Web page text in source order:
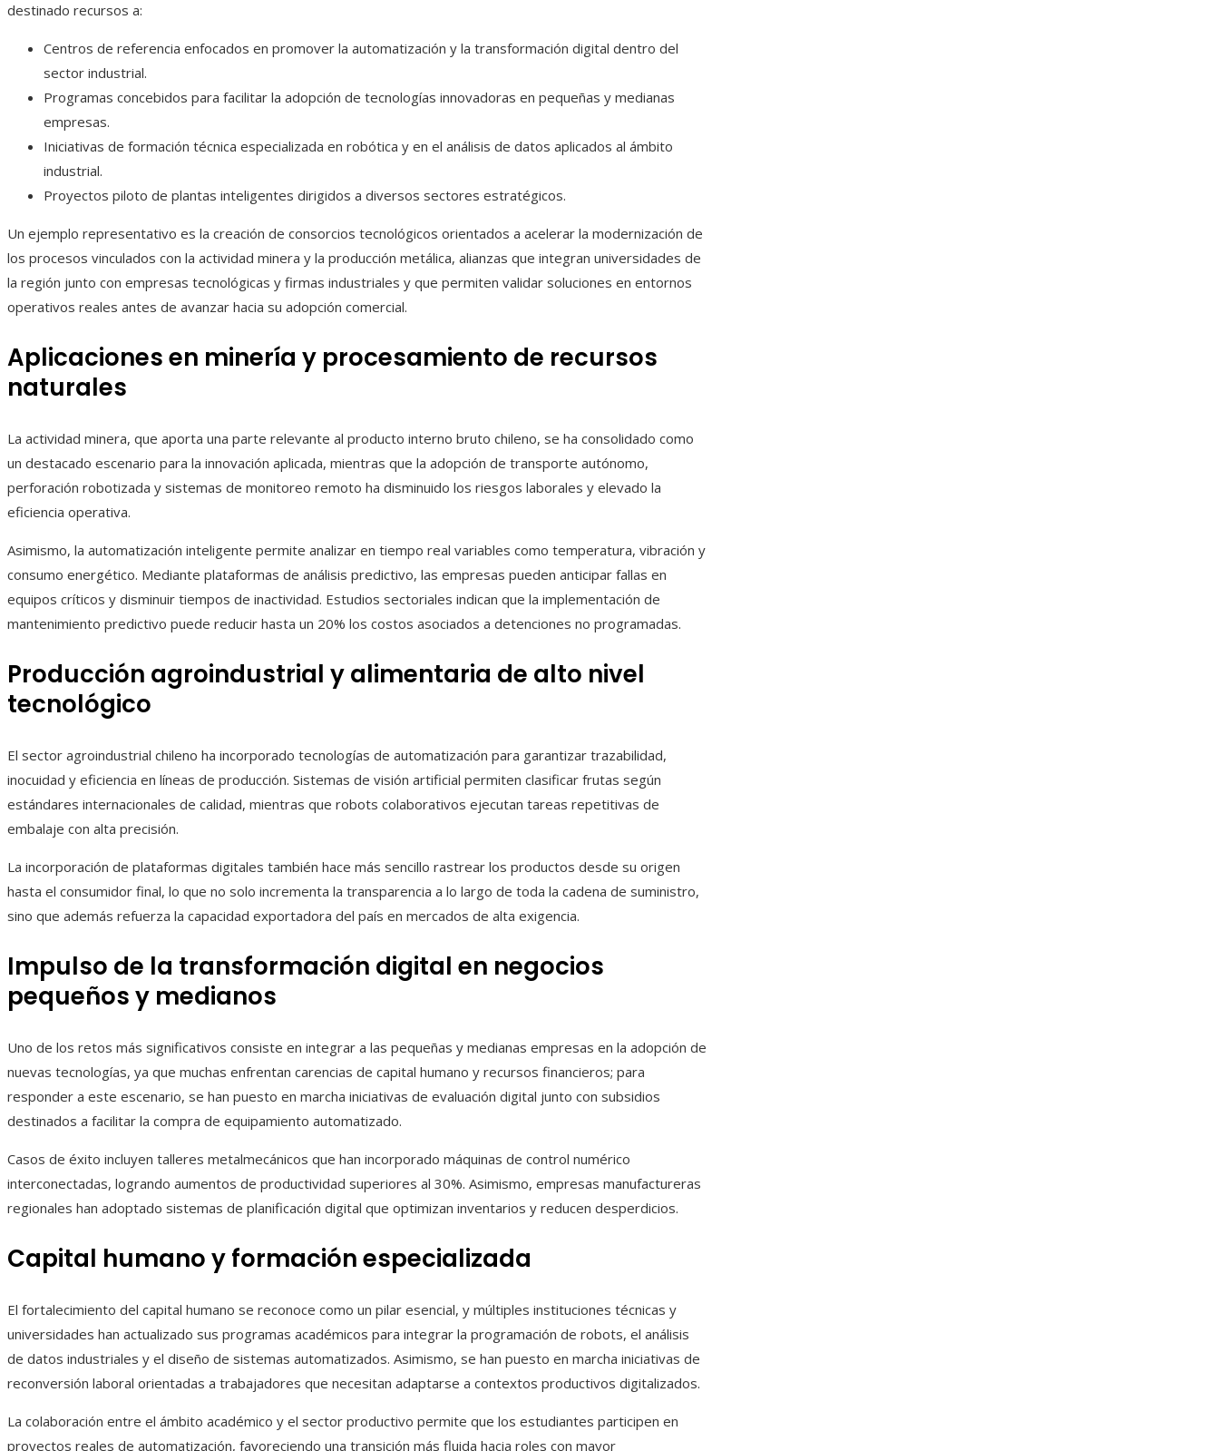
destinado recursos a:
Centros de referencia enfocados en promover la automatización y la transformación digital dentro del
sector industrial.
Programas concebidos para facilitar la adopción de tecnologías innovadoras en pequeñas y medianas
empresas.
Iniciativas de formación técnica especializada en robótica y en el análisis de datos aplicados al ámbito
industrial.
Proyectos piloto de plantas inteligentes dirigidos a diversos sectores estratégicos.
Un ejemplo representativo es la creación de consorcios tecnológicos orientados a acelerar la modernización de
los procesos vinculados con la actividad minera y la producción metálica, alianzas que integran universidades de
la región junto con empresas tecnológicas y firmas industriales y que permiten validar soluciones en entornos
operativos reales antes de avanzar hacia su adopción comercial.
Aplicaciones en minería y procesamiento de recursos
naturales
La actividad minera, que aporta una parte relevante al producto interno bruto chileno, se ha consolidado como
un destacado escenario para la innovación aplicada, mientras que la adopción de transporte autónomo,
perforación robotizada y sistemas de monitoreo remoto ha disminuido los riesgos laborales y elevado la
eficiencia operativa.
Asimismo, la automatización inteligente permite analizar en tiempo real variables como temperatura, vibración y
consumo energético. Mediante plataformas de análisis predictivo, las empresas pueden anticipar fallas en
equipos críticos y disminuir tiempos de inactividad. Estudios sectoriales indican que la implementación de
mantenimiento predictivo puede reducir hasta un 20% los costos asociados a detenciones no programadas.
Producción agroindustrial y alimentaria de alto nivel
tecnológico
El sector agroindustrial chileno ha incorporado tecnologías de automatización para garantizar trazabilidad,
inocuidad y eficiencia en líneas de producción. Sistemas de visión artificial permiten clasificar frutas según
estándares internacionales de calidad, mientras que robots colaborativos ejecutan tareas repetitivas de
embalaje con alta precisión.
La incorporación de plataformas digitales también hace más sencillo rastrear los productos desde su origen
hasta el consumidor final, lo que no solo incrementa la transparencia a lo largo de toda la cadena de suministro,
sino que además refuerza la capacidad exportadora del país en mercados de alta exigencia.
Impulso de la transformación digital en negocios
pequeños y medianos
Uno de los retos más significativos consiste en integrar a las pequeñas y medianas empresas en la adopción de
nuevas tecnologías, ya que muchas enfrentan carencias de capital humano y recursos financieros; para
responder a este escenario, se han puesto en marcha iniciativas de evaluación digital junto con subsidios
destinados a facilitar la compra de equipamiento automatizado.
Casos de éxito incluyen talleres metalmecánicos que han incorporado máquinas de control numérico
interconectadas, logrando aumentos de productividad superiores al 30%. Asimismo, empresas manufactureras
regionales han adoptado sistemas de planificación digital que optimizan inventarios y reducen desperdicios.
Capital humano y formación especializada
El fortalecimiento del capital humano se reconoce como un pilar esencial, y múltiples instituciones técnicas y
universidades han actualizado sus programas académicos para integrar la programación de robots, el análisis
de datos industriales y el diseño de sistemas automatizados. Asimismo, se han puesto en marcha iniciativas de
reconversión laboral orientadas a trabajadores que necesitan adaptarse a contextos productivos digitalizados.
La colaboración entre el ámbito académico y el sector productivo permite que los estudiantes participen en
proyectos reales de automatización, favoreciendo una transición más fluida hacia roles con mayor